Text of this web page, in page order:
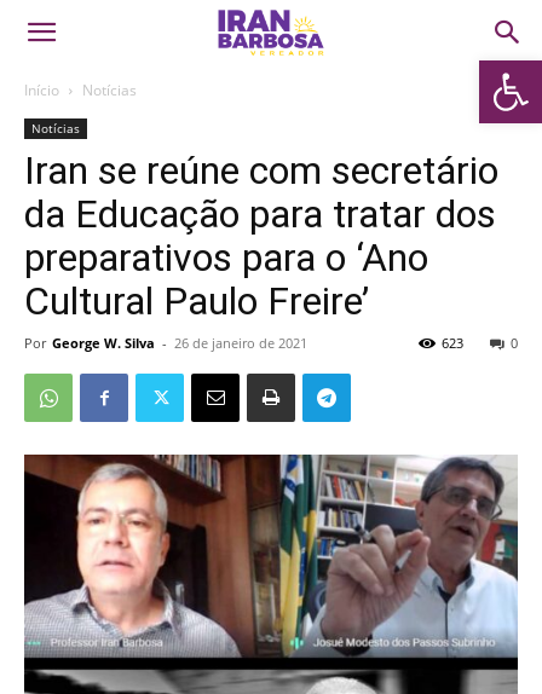
Abrir
Início Notícias
Notícias
Iran se reúne com secretário
da Educação para tratar dos
preparativos para o ‘Ano
Cultural Paulo Freire’
Por George W. Silva - 26 de janeiro de 2021 0
623